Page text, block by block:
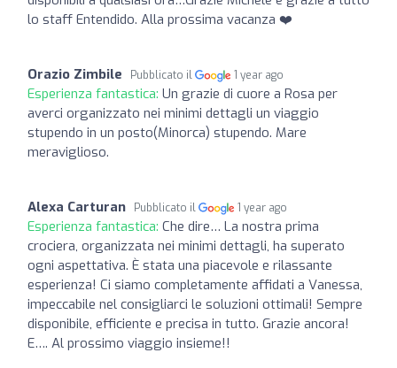
lo staff Entendido. Alla prossima vacanza ❤️
Orazio Zimbile Pubblicato il 1 year ago
Esperienza fantastica: Un grazie di cuore a Rosa per
averci organizzato nei minimi dettagli un viaggio
stupendo in un posto(Minorca) stupendo. Mare
meraviglioso.
Alexa Carturan Pubblicato il 1 year ago
Esperienza fantastica: Che dire… La nostra prima
crociera, organizzata nei minimi dettagli, ha superato
ogni aspettativa. È stata una piacevole e rilassante
esperienza! Ci siamo completamente affidati a Vanessa,
impeccabile nel consigliarci le soluzioni ottimali! Sempre
disponibile, efficiente e precisa in tutto. Grazie ancora!
E…. Al prossimo viaggio insieme!!